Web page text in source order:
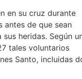
en su cruz durante
antes de que sean
heridas. Según
tales voluntarios
Santo, incluidas